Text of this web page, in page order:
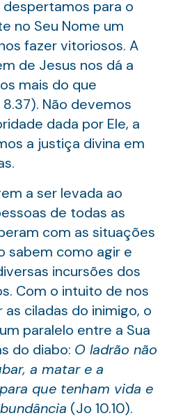
para o
no Seu Nome um
fazer vitoriosos. A
de Jesus nos dá a
mais do que
Não devemos
dada por Ele, a
a justiça divina em
a ser levada ao
de todas as
com as situações
sabem como agir e
incursões dos
Com o intuito de nos
as ciladas do inimigo, o
paralelo entre a Sua
do diabo: O ladrão não
a matar e a
que tenham vida e
(Jo 10.10).